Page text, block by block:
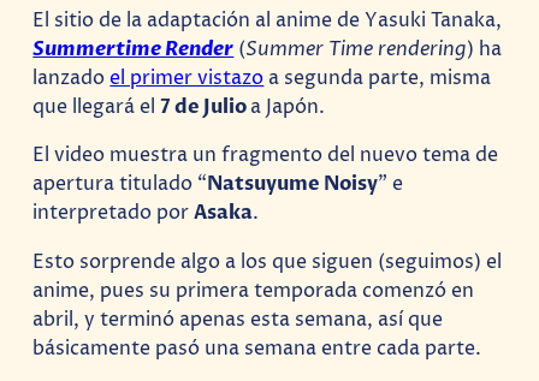
El sitio de la adaptación al anime de Yasuki Tanaka,
Summertime Render (Summer Time rendering) ha
lanzadoel primer vistazo a segunda parte, misma
que llegará el7 de Julioa Japón.
El video muestra un fragmento del nuevo tema de
apertura titulado “Natsuyume Noisy” e
interpretado porAsaka.
Esto sorprende algo a los que siguen (seguimos) el
anime, pues su primera temporada comenzó en
abril, y terminó apenas esta semana, así que
básicamente pasó una semana entre cada parte.